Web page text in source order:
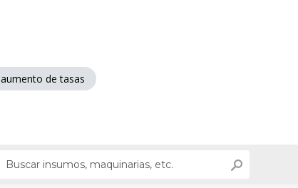
aumento de tasas